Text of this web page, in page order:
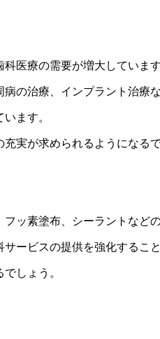
医療の需要が増大しています
の治療、インプラント治療
ます。
実が求められるようになるで
ッ素塗布、シーラントなど
ービスの提供を強化するこ
しょう。